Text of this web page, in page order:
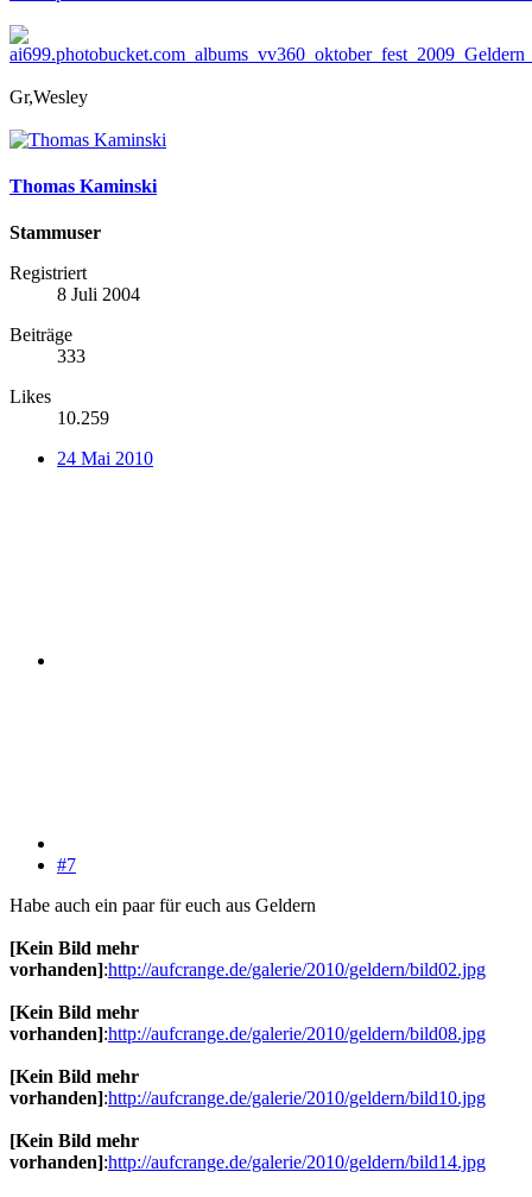
Gr,Wesley
Thomas Kaminski
Stammuser
Registriert
8 Juli 2004
Beiträge
333
Likes
10.259
24 Mai 2010
#7
Habe auch ein paar für euch aus Geldern
[Kein Bild mehr
vorhanden]:http://aufcrange.de/galerie/2010/geldern/bild02.jpg
[Kein Bild mehr
vorhanden]:http://aufcrange.de/galerie/2010/geldern/bild08.jpg
[Kein Bild mehr
vorhanden]:http://aufcrange.de/galerie/2010/geldern/bild10.jpg
[Kein Bild mehr
vorhanden]:http://aufcrange.de/galerie/2010/geldern/bild14.jpg